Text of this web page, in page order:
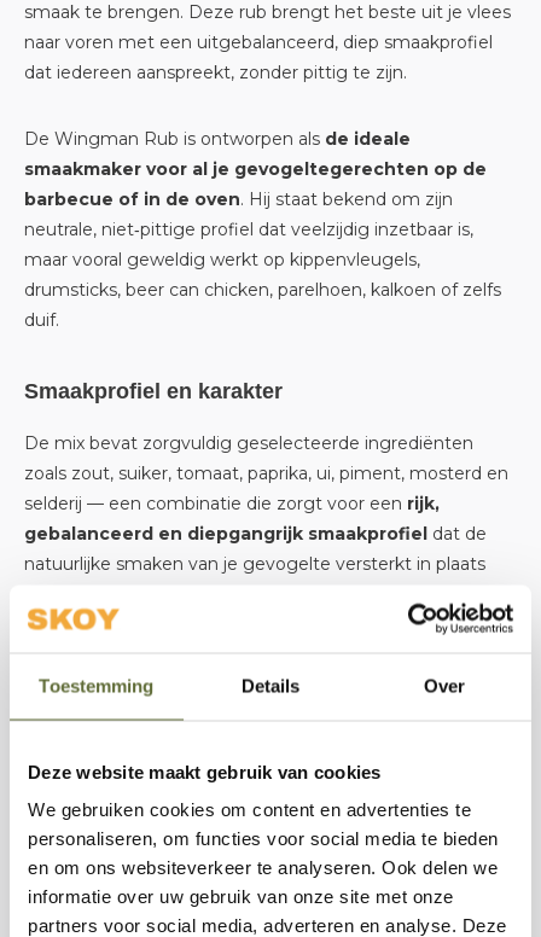
Toestemming Details Over
Deze website maakt gebruik van cookies
We gebruiken cookies om content en advertenties te
personaliseren, om functies voor social media te bieden
en om ons websiteverkeer te analyseren. Ook delen we
informatie over uw gebruik van onze site met onze
partners voor social media, adverteren en analyse. Deze
smaak te brengen. Deze rub brengt het beste uit je vlees
naar voren met een uitgebalanceerd, diep smaakprofiel
dat iedereen aanspreekt, zonder pittig te zijn.
De Wingman Rub is ontworpen als de ideale
smaakmaker voor al je gevogeltegerechten op de
barbecue of in de oven. Hij staat bekend om zijn
neutrale, niet‑pittige profiel dat veelzijdig inzetbaar is,
maar vooral geweldig werkt op kippenvleugels,
drumsticks, beer can chicken, parelhoen, kalkoen of zelfs
duif.
Smaakprofiel en karakter
De mix bevat zorgvuldig geselecteerde ingrediënten
zoals zout, suiker, tomaat, paprika, ui, piment, mosterd en
selderij — een combinatie die zorgt voor een rijk,
gebalanceerd en diepgangrijk smaakprofiel dat de
natuurlijke smaken van je gevogelte versterkt in plaats
Deze rub is perfect voor:
Chicken wings en drumsticks – voor een smaakvolle,
krokante korst.
Beer can chicken en hele kippen– zorgt voor een
gelijkmatige smaak over het hele stuk.